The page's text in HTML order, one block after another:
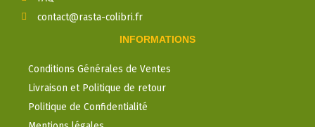
contact@rasta-colibri.fr
INFORMATIONS
Conditions Générales de Ventes
Livraison et Politique de retour
Politique de Confidentialité